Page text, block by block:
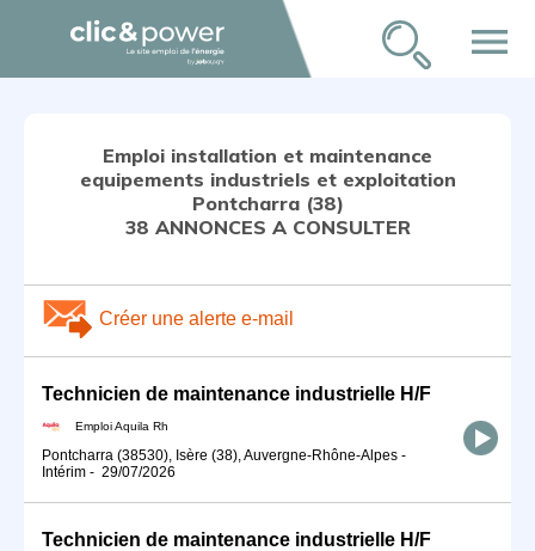
menu
Emploi installation et maintenance
equipements industriels et exploitation
Pontcharra (38)
38 ANNONCES A CONSULTER
Créer une alerte e-mail
Technicien de maintenance industrielle H/F
Emploi Aquila Rh
Pontcharra (38530), Isère (38), Auvergne-Rhône-Alpes -
Intérim - 29/07/2026
Technicien de maintenance industrielle H/F